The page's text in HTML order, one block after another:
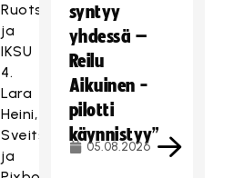
Ruotsi
ja
IKSU
4.
Lara
Heini,
Sveitsi
ja
syntyy
yhdessä –
Reilu
Aikuinen -
pilotti
käynnistyy”
05.08.2026